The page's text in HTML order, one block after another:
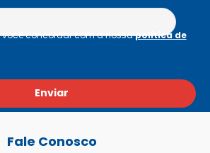
Enviar
você concordar com a nossapolítica de
Fale Conosco